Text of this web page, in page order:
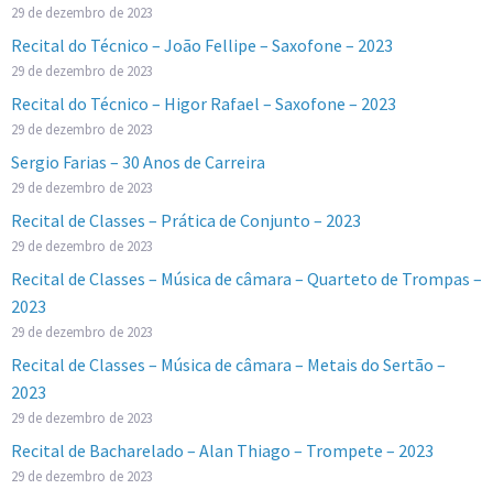
29 de dezembro de 2023
Recital do Técnico – João Fellipe – Saxofone – 2023
29 de dezembro de 2023
Recital do Técnico – Higor Rafael – Saxofone – 2023
29 de dezembro de 2023
Sergio Farias – 30 Anos de Carreira
29 de dezembro de 2023
Recital de Classes – Prática de Conjunto – 2023
29 de dezembro de 2023
Recital de Classes – Música de câmara – Quarteto de Trompas –
2023
29 de dezembro de 2023
Recital de Classes – Música de câmara – Metais do Sertão –
2023
29 de dezembro de 2023
Recital de Bacharelado – Alan Thiago – Trompete – 2023
29 de dezembro de 2023